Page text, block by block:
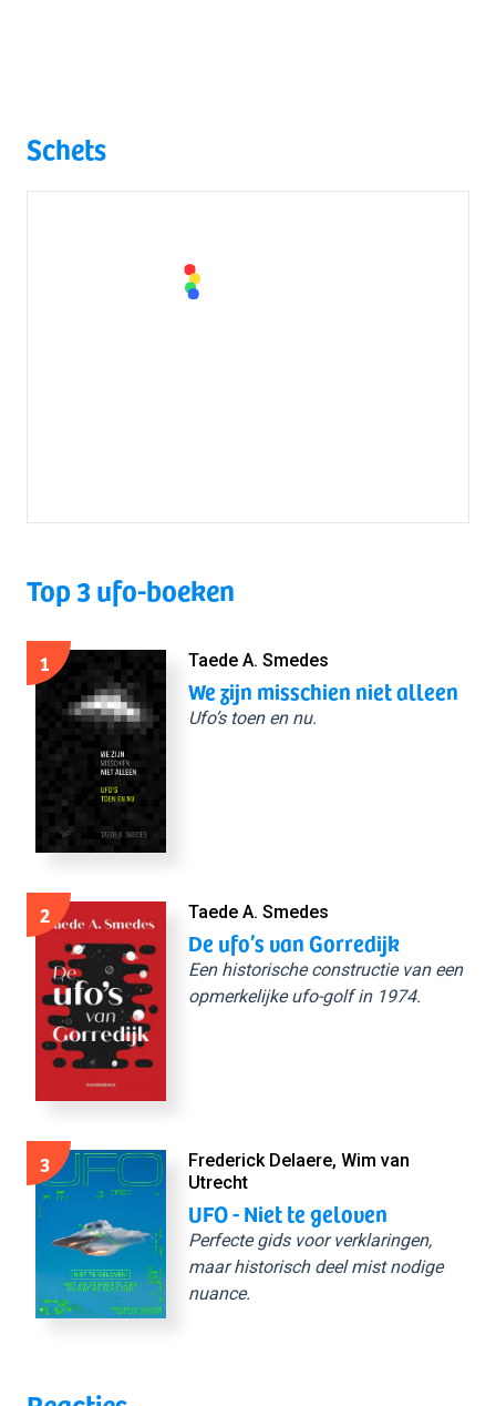
Schets
Top 3 ufo-boeken
1 Taede A. Smedes
We zijn misschien niet alleen
Ufo’s toen en nu.
2 Taede A. Smedes
De ufo’s van Gorredijk
Een historische constructie van een
opmerkelijke ufo-golf in 1974.
3
Frederick Delaere, Wim van
Utrecht
UFO - Niet te geloven
Perfecte gids voor verklaringen,
maar historisch deel mist nodige
nuance.